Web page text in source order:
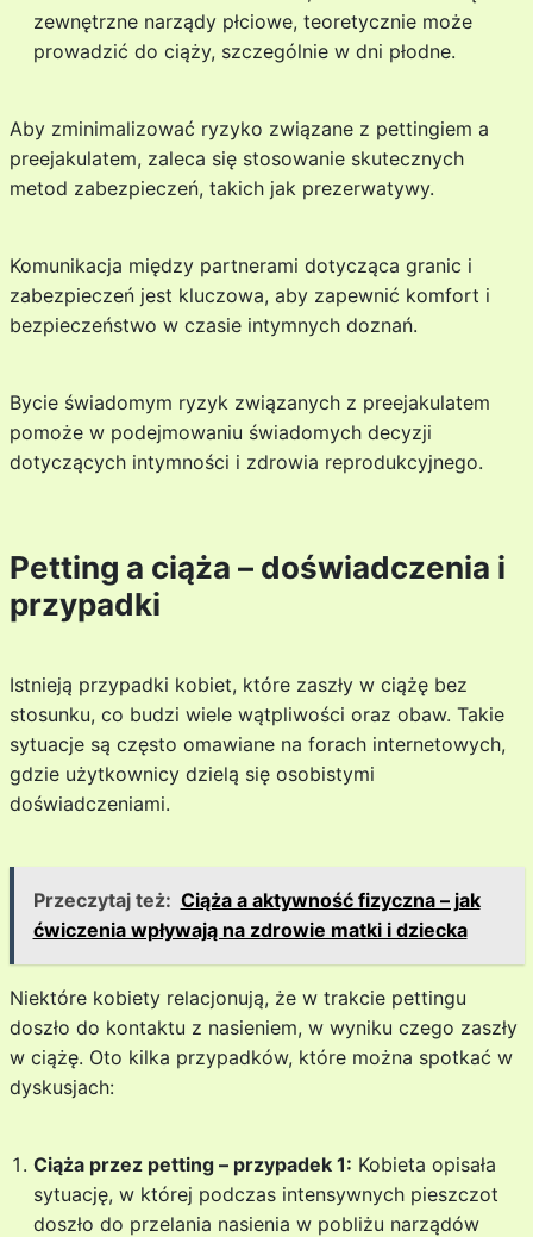
zewnętrzne narządy płciowe, teoretycznie może
prowadzić do ciąży, szczególnie w dni płodne.
Aby zminimalizować ryzyko związane z pettingiem a
preejakulatem, zaleca się stosowanie skutecznych
metod zabezpieczeń, takich jak prezerwatywy.
Komunikacja między partnerami dotycząca granic i
zabezpieczeń jest kluczowa, aby zapewnić komfort i
bezpieczeństwo w czasie intymnych doznań.
Bycie świadomym ryzyk związanych z preejakulatem
pomoże w podejmowaniu świadomych decyzji
dotyczących intymności i zdrowia reprodukcyjnego.
Petting a ciąża – doświadczenia i
przypadki
Istnieją przypadki kobiet, które zaszły w ciążę bez
stosunku, co budzi wiele wątpliwości oraz obaw. Takie
sytuacje są często omawiane na forach internetowych,
gdzie użytkownicy dzielą się osobistymi
doświadczeniami.
Przeczytaj też: Ciąża a aktywność fizyczna – jak
ćwiczenia wpływają na zdrowie matki i dziecka
Niektóre kobiety relacjonują, że w trakcie pettingu
doszło do kontaktu z nasieniem, w wyniku czego zaszły
w ciążę. Oto kilka przypadków, które można spotkać w
dyskusjach:
Ciąża przez petting – przypadek 1: Kobieta opisała
sytuację, w której podczas intensywnych pieszczot
doszło do przelania nasienia w pobliżu narządów